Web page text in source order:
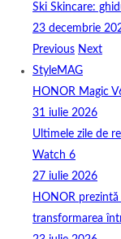
Ski Skincare:
23 decembrie
Previous Next
StyleMAG
HONOR Magic
31 iulie 2026
Ultimele zile de
Watch 6
27 iulie 2026
HONOR
transformarea